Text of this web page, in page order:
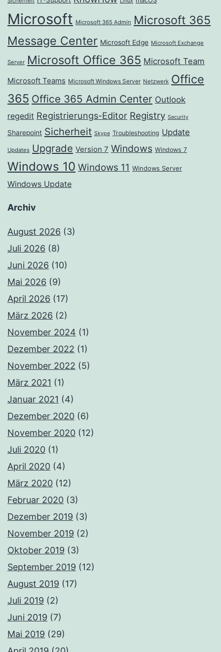
Microsoft Microsoft 365 Admin Microsoft 365
Message Center Microsoft Edge Microsoft Exchange
Server Microsoft Office 365 Microsoft Team
Microsoft Teams Microsoft Windows Server Netzwerk Office
365 Office 365 Admin Center Outlook
regedit Registrierungs-Editor Registry Security
Sharepoint Sicherheit Skype Troubleshooting Update
Updates Upgrade Version 7 Windows Windows 7
Windows 10 Windows 11 Windows Server
Windows Update
Archiv
August 2026 (3)
Juli 2026 (8)
Juni 2026 (10)
Mai 2026 (9)
April 2026 (17)
März 2026 (2)
November 2024 (1)
Dezember 2022 (1)
November 2022 (5)
März 2021 (1)
Januar 2021 (4)
Dezember 2020 (6)
November 2020 (12)
Juli 2020 (1)
April 2020 (4)
März 2020 (12)
Februar 2020 (3)
Dezember 2019 (3)
November 2019 (2)
Oktober 2019 (3)
September 2019 (12)
August 2019 (17)
Juli 2019 (2)
Juni 2019 (7)
Mai 2019 (29)